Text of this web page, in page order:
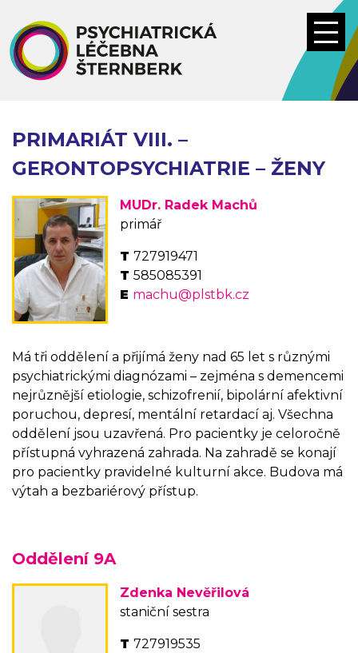
hlavnímu
obsahu
PRIMARIÁT VIII. –
GERONTOPSYCHIATRIE – ŽENY
MUDr. Radek Machů
primář
727919471
585085391
machu@plstbk.cz
Má tři oddělení a přijímá ženy nad 65 let s různými
psychiatrickými diagnózami – zejména s demencemi
nejrůznější etiologie, schizofrenií, bipolární afektivní
poruchou, depresí, mentální retardací aj. Všechna
oddělení jsou uzavřená. Pro pacientky je celoročně
přístupná vyhrazená zahrada. Na zahradě se konají
pro pacientky pravidelné kulturní akce. Budova má
výtah a bezbariérový přístup.
Oddělení 9A
Zdenka Nevěřilová
staniční sestra
727919535